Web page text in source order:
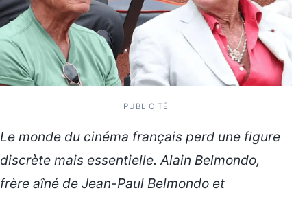
PUBLICITÉ
Le monde du cinéma français perd une figure
discrète mais essentielle. Alain Belmondo,
frère aîné de Jean-Paul Belmondo et